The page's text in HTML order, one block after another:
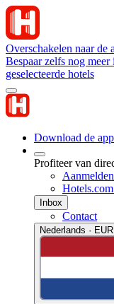
Overschakelen naar de
Bespaar zelfs nog
geselecteerde hotels
Download de app
Profiteer van
Aanmelden
Inbox
Contact
Nederlands ·